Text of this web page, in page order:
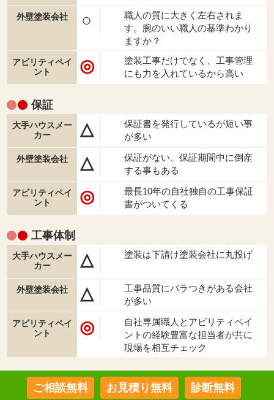
○
職人の質に大きく左右されま
す。腕のいい職人の基準わかり
ますか？
◎
塗装工事だけでなく、工事管理
にも力を入れているから高い
保証
△
保証書を発行しているが短い事
が多い
△
保証がない、保証期間中に倒産
する事もある
◎
最長10年の自社独自の工事保証
書がついてくる
工事体制
△ 塗装は下請け塗装会社に丸投げ
△
工事品質にバラつきがある会社
が多い
◎
自社専属職人とアビリティペイ
ントの経験豊富な担当者が共に
現場を相互チェック
ご相談無料 お見積り無料 診断無料